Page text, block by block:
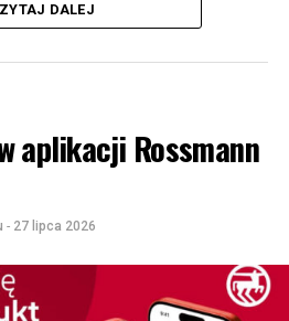
DALEJ
aplikacji Rossmann
- 27 lipca 2026